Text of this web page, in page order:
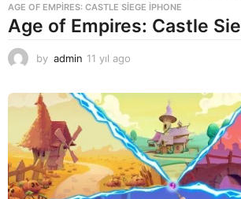
AGE OF EMPIRES: CASTLE SIEGE IPHONE
Age of Empires: Castle
by admin 11 yıl ago
a
g
o